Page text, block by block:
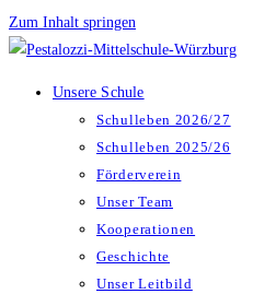
Zum Inhalt springen
Unsere Schule
Schulleben 2026/27
Schulleben 2025/26
Förderverein
Unser Team
Kooperationen
Geschichte
Unser Leitbild